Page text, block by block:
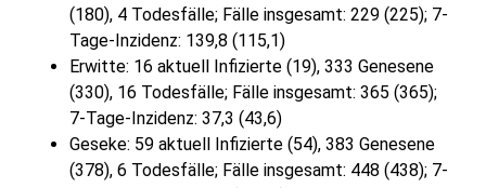
(180), 4 Todesfälle; Fälle insgesamt: 229 (225); 7-
Tage-Inzidenz: 139,8 (115,1)
Erwitte: 16 aktuell Infizierte (19), 333 Genesene
(330), 16 Todesfälle; Fälle insgesamt: 365 (365);
7-Tage-Inzidenz: 37,3 (43,6)
Geseke: 59 aktuell Infizierte (54), 383 Genesene
(378), 6 Todesfälle; Fälle insgesamt: 448 (438); 7-